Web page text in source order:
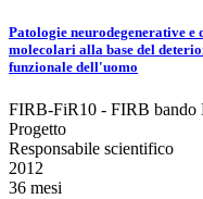
Patologie neurodegenerative
molecolari alla base del
funzionale dell'uomo
FIRB-FiR10 - FIRB bando
Progetto
Responsabile scientifico
2012
36 mesi